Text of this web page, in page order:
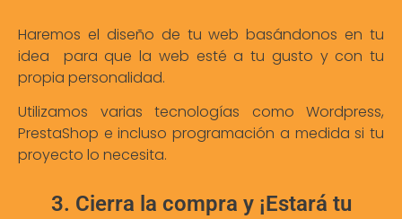
Haremos el diseño de tu web basándonos en tu
idea para que la web esté a tu gusto y con tu
propia personalidad.
Utilizamos varias tecnologías como Wordpress,
PrestaShop e incluso programación a medida si tu
proyecto lo necesita.
3. Cierra la compra y ¡Estará tu